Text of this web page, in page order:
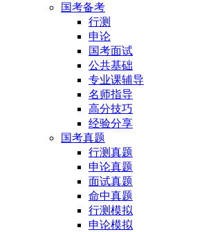
国考备考
行测
申论
国考面试
公共基础
专业课辅导
名师指导
高分技巧
经验分享
国考真题
行测真题
申论真题
面试真题
命中真题
行测模拟
申论模拟